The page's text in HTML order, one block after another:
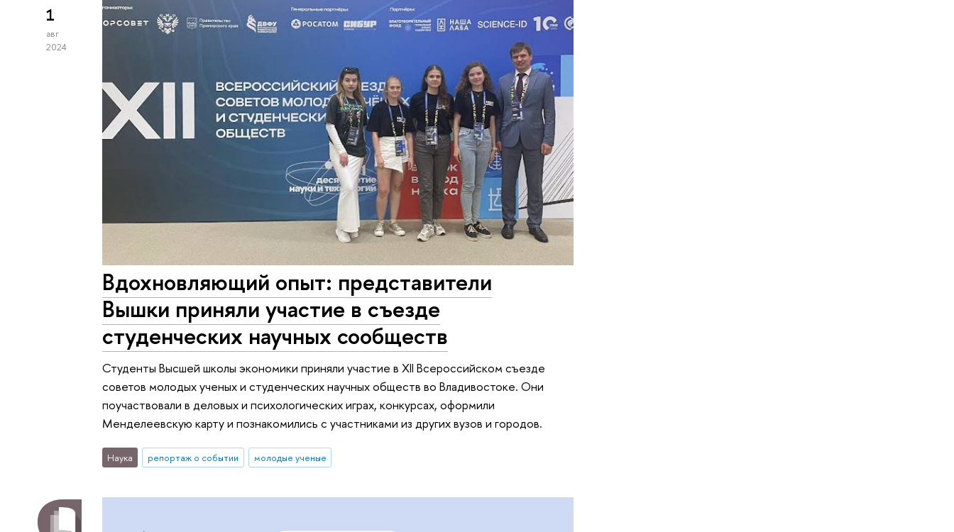
1
авг
2024
Вдохновляющий опыт: представители
Вышки приняли участие в съезде
студенческих научных сообществ
Студенты Высшей школы экономики приняли участие в XII Всероссийском съезде
советов молодых ученых и студенческих научных обществ во Владивостоке. Они
поучаствовали в деловых и психологических играх, конкурсах, оформили
Менделеевскую карту и познакомились с участниками из других вузов и городов.
Наука репортаж о событии молодые ученые